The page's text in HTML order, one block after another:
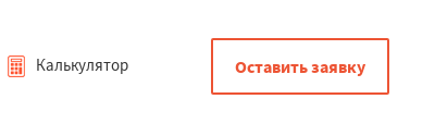
Калькулятор Оставить заявку